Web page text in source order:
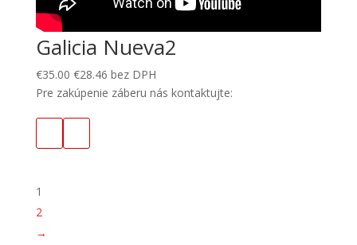
Galicia Nueva2
€35.00 €28.46 bez DPH
Pre zakúpenie záberu nás kontaktujte:
1
2
→